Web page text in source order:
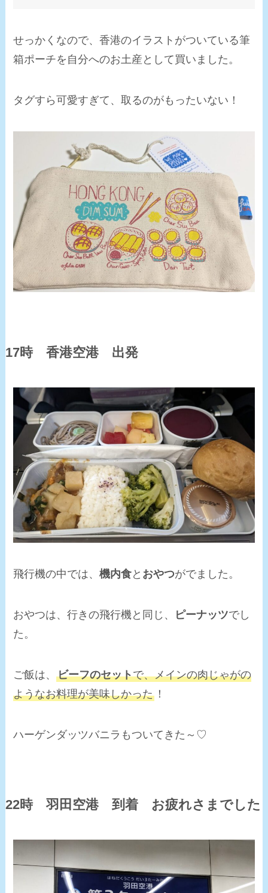
せっかくなので、香港のイラストがついている筆
箱ポーチを自分へのお土産として買いました。
タグすら可愛すぎて、取るのがもったいない！
17時 香港空港 出発
飛行機の中では、機内食と おやつがでました。
おやつは、行きの飛行機と同じ、 ピーナッツでし
た。
ご飯は、ビーフのセットで、メインの肉じゃがの
ようなお料理が美味しかった ！
ハーゲンダッツバニラもついてきた～♡
22時 羽田空港 到着 お疲れさまでした